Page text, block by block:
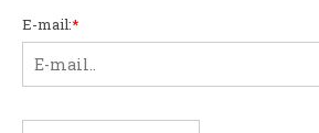
E-mail:*